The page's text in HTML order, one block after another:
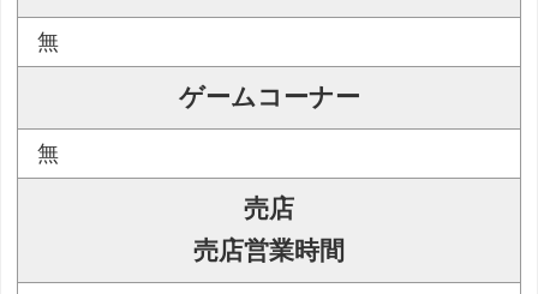
無
ゲームコーナー
無
売店
売店営業時間